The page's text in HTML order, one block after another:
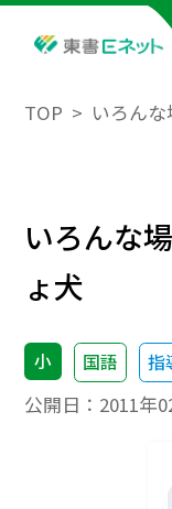
TOP いろん
いろんな
ょ犬
小 国語 指
公開日： 2011年